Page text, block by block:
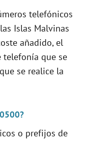
telefónicos
Islas Malvinas
añadido, el
telefonía que se
se realice la
o prefijos de